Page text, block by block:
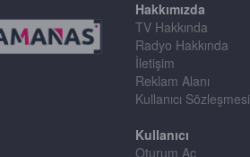
Hakkımızda
TV Hakkında
Radyo Hakkında
İletişim
Reklam Alanı
Kullanıcı Sözleşmesi
Kullanıcı
Oturum Aç